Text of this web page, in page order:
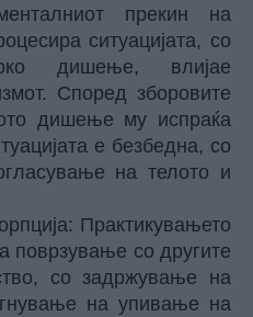
прекин на
ситуацијата, со
дишење, влијае
Според зборовите
дишење му испраќа
е безбедна, со
на телото и
Практикувањето
поврзување со другите
со задржување на
на упивање на